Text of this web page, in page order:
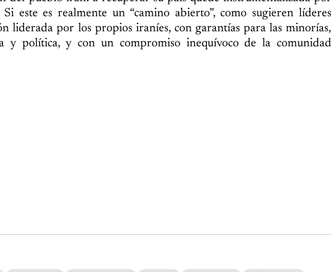
este es realmente un “camino abierto”, como sugieren líderes
liderada por los propios iraníes, con garantías para las minorías,
y política, y con un compromiso inequívoco de la comunidad